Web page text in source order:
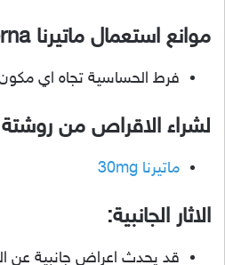
موانع استعمال ماتيرنا Materna:
فرط الحساسية تجاه اي
لشراء الاقراص من
ماتيرنا 30mg
الاثار الجانبية:
قد يحدث اعراض جانبية عن